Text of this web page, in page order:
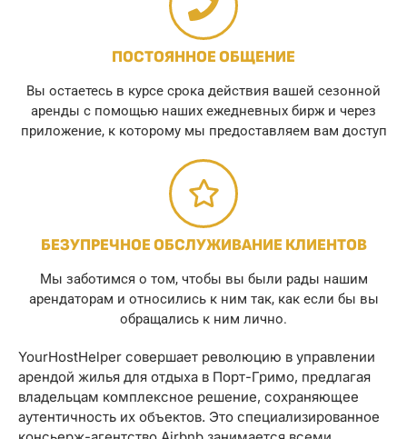
ПОСТОЯННОЕ ОБЩЕНИЕ
Вы остаетесь в курсе срока действия вашей сезонной
аренды с помощью наших ежедневных бирж и через
приложение, к которому мы предоставляем вам доступ
БЕЗУПРЕЧНОЕ ОБСЛУЖИВАНИЕ КЛИЕНТОВ
Мы заботимся о том, чтобы вы были рады нашим
арендаторам и относились к ним так, как если бы вы
обращались к ним лично.
YourHostHelper совершает революцию в управлении
арендой жилья для отдыха в Порт-Гримо, предлагая
владельцам комплексное решение, сохраняющее
аутентичность их объектов. Это специализированное